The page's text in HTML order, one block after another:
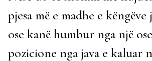
pjesa më e madhe e
ose kanë humbur nga një
pozicione nga java e kaluar